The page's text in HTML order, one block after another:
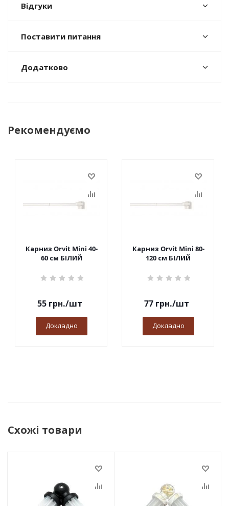
Відгуки
Поставити питання
Додатково
Рекомендуємо
Карниз Orvit Mini 40-
60 см БІЛИЙ
55грн./шт
Докладно
Карниз Orvit Mini 80-
120 см БІЛИЙ
77грн./шт
Докладно
Схожі товари